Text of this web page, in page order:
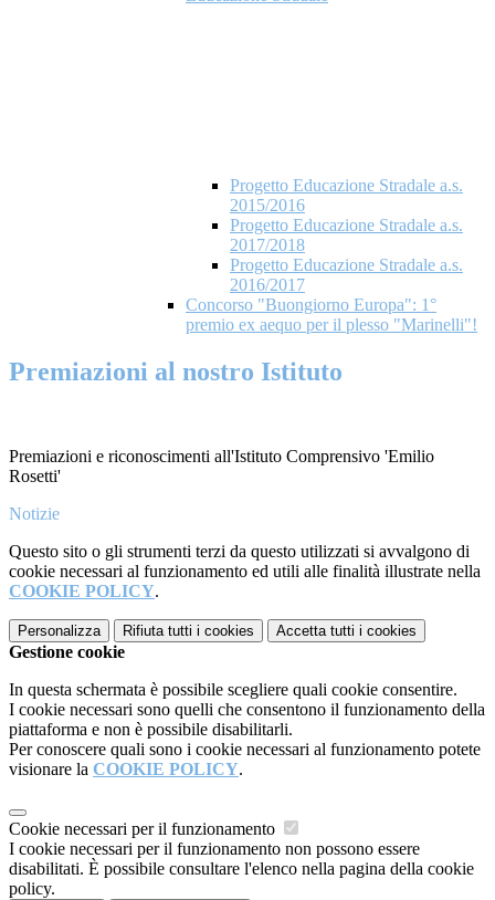
Progetto Educazione Stradale a.s.
2015/2016
Progetto Educazione Stradale a.s.
2017/2018
Progetto Educazione Stradale a.s.
2016/2017
Concorso "Buongiorno Europa": 1°
premio ex aequo per il plesso "Marinelli"!
Premiazioni al nostro Istituto
Premiazioni e riconoscimenti all'Istituto Comprensivo 'Emilio
Rosetti'
Notizie
Questo sito o gli strumenti terzi da questo utilizzati si avvalgono di
cookie necessari al funzionamento ed utili alle finalità illustrate nella
COOKIE POLICY.
Personalizza Rifiuta tutti i cookies Accetta tutti i cookies
Gestione cookie
In questa schermata è possibile scegliere quali cookie consentire.
I cookie necessari sono quelli che consentono il funzionamento della
piattaforma e non è possibile disabilitarli.
Per conoscere quali sono i cookie necessari al funzionamento potete
visionare la COOKIE POLICY.
Cookie necessari per il funzionamento
I cookie necessari per il funzionamento non possono essere
disabilitati. È possibile consultare l'elenco nella pagina della cookie
policy.